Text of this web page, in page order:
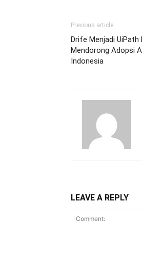
Previous article
Drife Menjadi
Mendorong Adopsi
Indonesia
LEAVE A REPLY